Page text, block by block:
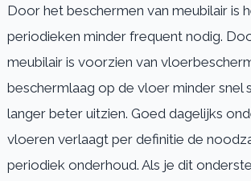
Door het beschermen van meubilair is
periodieken minder frequent nodig.
meubilair is voorzien van
beschermlaag op de vloer minder snel
langer beter uitzien. Goed dagelijks
vloeren verlaagt per definitie de
periodiek onderhoud. Als je dit